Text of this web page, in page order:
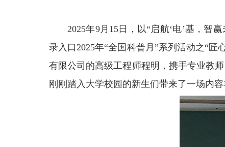
2025年9月15日，以“启航‘电’基，智
录入口2025年“全国科普月”系列活动之“
有限公司的高级工程师程明，携手专业教
刚刚踏入大学校园的新生们带来了一场内